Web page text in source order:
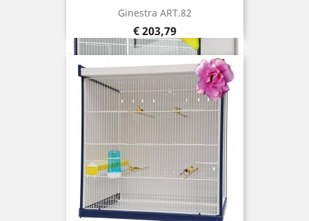
Ginestra ART.82
Prijs
€ 203,79